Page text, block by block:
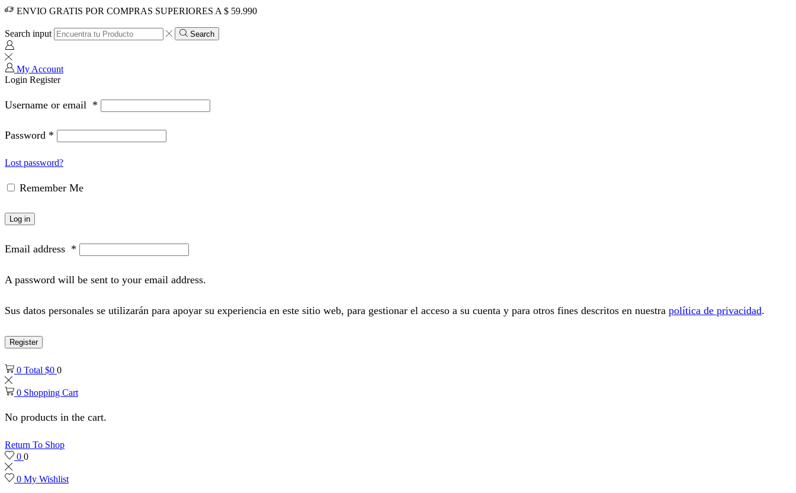
ENVIO GRATIS POR COMPRAS SUPERIORES A $ 59.990
Search input Search
My Account
Login Register
Username or email *
Password *
Lost password?
Remember Me
Log in
Email address *
A password will be sent to your email address.
Sus datos personales se utilizarán para apoyar su experiencia en este sitio web, para gestionar el acceso a su cuenta y para otros fines descritos en nuestra política de privacidad.
Register
0 Total $0 0
0 Shopping Cart
No products in the cart.
Return To Shop
0 0
0 My Wishlist